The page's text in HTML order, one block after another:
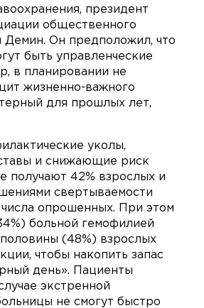
президент
общественного
Демин. Он предположил, что
быть управленческие
в планировании не
жизненно-важного
для прошлых лет,
уколы,
и снижающие риск
получают 42% взрослых и
свертываемости
опрошенных. При этом
больной гемофилией
(48%) взрослых
чтобы накопить запас
день». Пациенты
экстренной
не смогут быстро